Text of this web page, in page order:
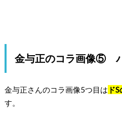
金与正のコラ画像⑤
金与正さんのコラ画像5つ目は ド
す。